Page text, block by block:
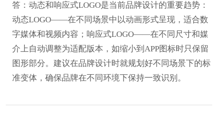
答：动态和响应式LOGO是当前品牌设计的重要趋势：
动态LOGO——在不同场景中以动画形式呈现，适合数
字媒体和视频内容；响应式LOGO——在不同尺寸和媒
介上自动调整为适配版本，如缩小到APP图标时只保留
图形部分。建议在品牌设计时就规划好不同场景下的标
准变体，确保品牌在不同环境下保持一致识别。